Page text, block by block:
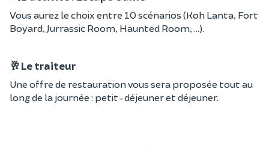
Vous aurez le choix entre 10 scénarios (Koh Lanta, Fort
Boyard, Jurrassic Room, Haunted Room, ...).
🥂Le traiteur
Une offre de restauration vous sera proposée tout au
long de la journée : petit-déjeuner et déjeuner.